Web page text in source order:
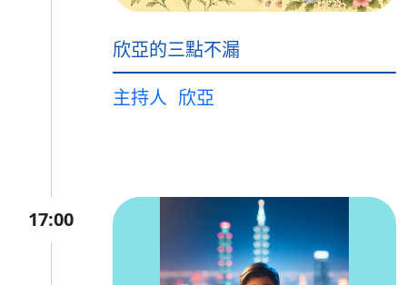
欣亞的三點不漏
主持人 欣亞
17:00